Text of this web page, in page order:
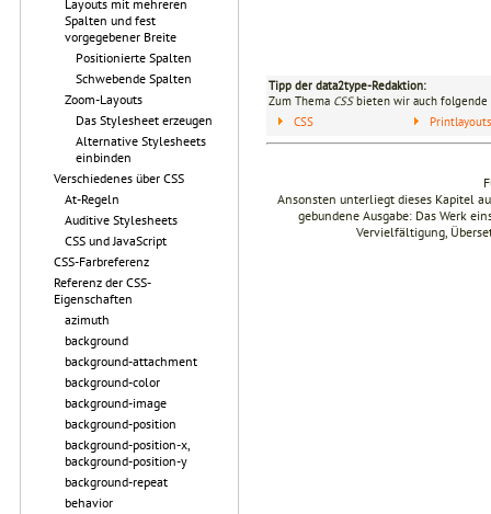
Layouts mit mehreren
Spalten und fest
vorgegebener Breite
Positionierte Spalten
Schwebende Spalten
Zoom-Layouts
Das Stylesheet erzeugen
Alternative Stylesheets
einbinden
Verschiedenes über CSS
At-Regeln
Auditive Stylesheets
CSS und JavaScript
CSS-Farbreferenz
Referenz der CSS-
Eigenschaften
azimuth
background
background-attachment
background-color
background-image
background-position
background-position-x,
background-position-y
background-repeat
behavior
Tipp der data2type-Redaktion:
Zum Thema CSSbieten wir auch folgende
CSS
Ansonsten unterliegt dieses Kapitel
gebundene Ausgabe: Das Werk
Vervielfältigung,